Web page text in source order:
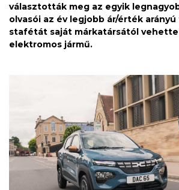
választották meg az egyik
olvasói az év legjobb ár/érték
stafétát saját márkatársától vehette
elektromos jármű.